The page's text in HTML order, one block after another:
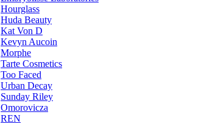
Hourglass
Huda Beauty
Kat Von D
Kevyn Aucoin
Morphe
Tarte Cosmetics
Too Faced
Urban Decay
Sunday Riley
Omorovicza
REN